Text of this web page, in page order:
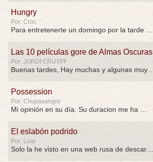
Hungry
Por: Croc
Para entretenerte un domingo por la tarde …
Las 10 películas gore de Almas Oscuras
Por: JORDI CRUYFF
Possession
Por: Chupasangre
Mi opinión en su día. Su duracion me ha …
El eslabón podrido
Por: Luar